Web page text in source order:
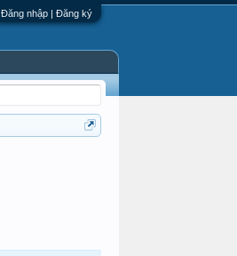
Đăng nhập | Đăng ký